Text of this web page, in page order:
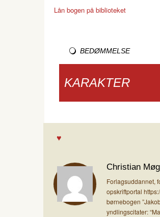
Lån bogen på biblioteket
BEDØMMELSE
KARAKTER
Christian
Forlagsuddannet,
opskriftportal
børnebogen
yndlingscitater: